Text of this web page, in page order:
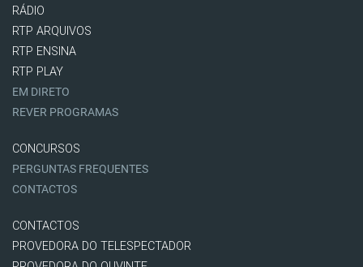
RÁDIO
RTP ARQUIVOS
RTP ENSINA
RTP PLAY
EM DIRETO
REVER PROGRAMAS
CONCURSOS
PERGUNTAS FREQUENTES
CONTACTOS
CONTACTOS
PROVEDORA DO TELESPECTADOR